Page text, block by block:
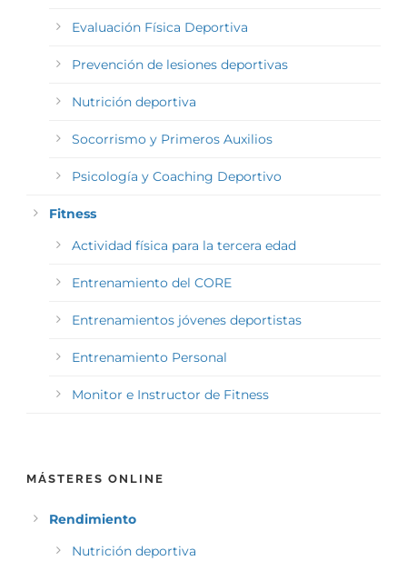
Evaluación Física Deportiva
Prevención de lesiones deportivas
Nutrición deportiva
Socorrismo y Primeros Auxilios
Psicología y Coaching Deportivo
Fitness
Actividad física para la tercera edad
Entrenamiento del CORE
Entrenamientos jóvenes deportistas
Entrenamiento Personal
Monitor e Instructor de Fitness
MÁSTERES ONLINE
Rendimiento
Nutrición deportiva